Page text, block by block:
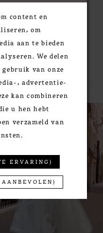
this look is chic
Cappuccino/Honey.
content en
om
aan te bieden
We delen
van onze
, advertentie-
kan combineren
u hen hebt
verzameld van
ERVARING)